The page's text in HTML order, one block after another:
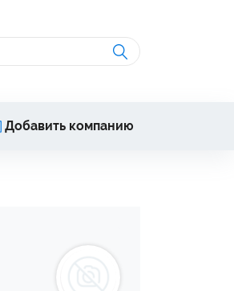
Добавить компанию